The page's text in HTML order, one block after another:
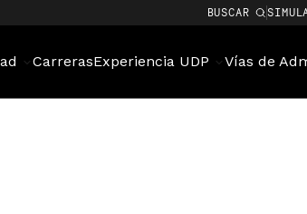
BUSCAR
CarrerasExperiencia UDP Vías de